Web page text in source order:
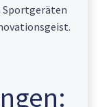
Sportgeräten